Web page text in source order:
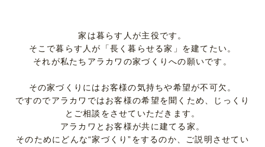
家は暮らす人が主役です。
そこで暮らす人が「長く暮らせる家」を建てたい。
それが私たちアラカワの家づくりへの願いです。
その家づくりにはお客様の気持ちや希望が不可欠。
ですのでアラカワではお客様の希望を聞くため、じっくり
とご相談をさせていただきます。
アラカワとお客様が共に建てる家。
そのためにどんな“家づくり”をするのか、ご説明させてい